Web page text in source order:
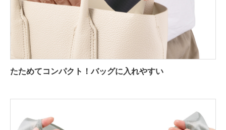
たためてコンパクト！バッグに入れやすい